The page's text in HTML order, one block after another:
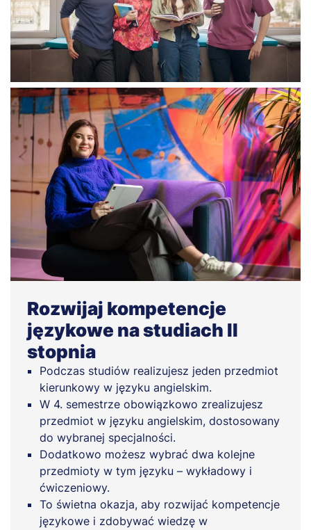
Rozwijaj kompetencje
językowe na studiach II
stopnia
Podczas studiów realizujesz jeden przedmiot
kierunkowy w języku angielskim.
W 4. semestrze obowiązkowo zrealizujesz
przedmiot w języku angielskim, dostosowany
do wybranej specjalności.
Dodatkowo możesz wybrać dwa kolejne
przedmioty w tym języku – wykładowy i
ćwiczeniowy.
To świetna okazja, aby rozwijać kompetencje
językowe i zdobywać wiedzę w